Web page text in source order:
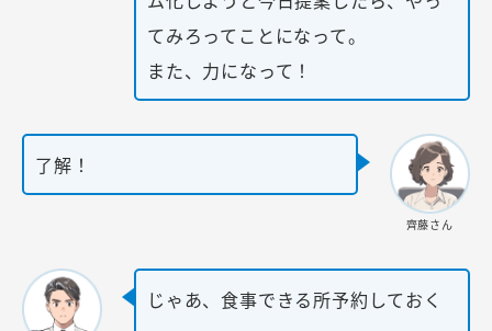
てみろってことになって。
また、力になって！
了解！
齊藤さん
じゃあ、食事できる所予約しておく